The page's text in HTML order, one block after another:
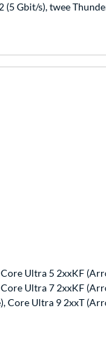
Gbit/s), twee
Ultra 5 2xxKF
Ultra 7 2xxKF
Core Ultra 9 2xxT